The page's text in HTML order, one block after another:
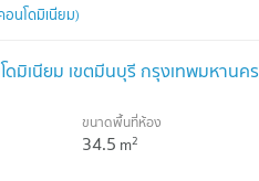
นโดมิเนียม)
มิเนียม เขตมีนบุรี กรุงเทพมหานคร
ขนาดพื้นที่ห้อง
34.5 m2